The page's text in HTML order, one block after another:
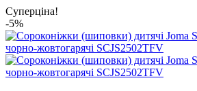
Суперціна!
-5%